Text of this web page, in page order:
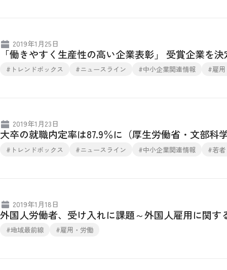
2019年1月25日
「働きやすく生産性の高い企業表彰」 受賞企業を
#トレンドボックス #ニュースライン #中小企業関連情報 #雇
2019年1月23日
大卒の就職内定率は87.9％に（厚生労働省・文部科
#トレンドボックス #ニュースライン #中小企業関連情報 #若者
2019年1月18日
外国人労働者、受け入れに課題～外国人雇用に関
#地域最前線 #雇用・労働